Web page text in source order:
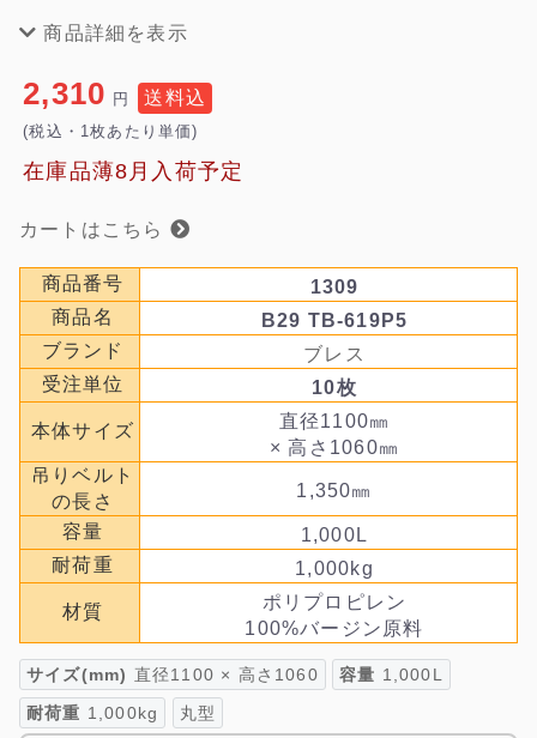
商品詳細を表示
2,310 円 送料込
(税込・1枚あたり単価)
在庫品薄8月入荷予定
カートはこちら
商品番号
1309
商品名
B29 TB-619P5
ブランド
ブレス
受注単位
10枚
本体サイズ
直径1100㎜
× 高さ1060㎜
吊りベルト
の長さ
1,350㎜
容量
1,000L
耐荷重
1,000kg
材質
ポリプロピレン
100%バージン原料
サイズ(mm) 直径1100 × 高さ1060 容量 1,000L
耐荷重 1,000kg 丸型